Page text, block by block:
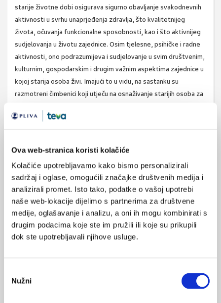
Ova web-stranica koristi kolačiće
Kolačiće upotrebljavamo kako bismo personalizirali
sadržaj i oglase, omogućili značajke društvenih medija i
analizirali promet. Isto tako, podatke o vašoj upotrebi
naše web-lokacije dijelimo s partnerima za društvene
medije, oglašavanje i analizu, a oni ih mogu kombinirati s
drugim podacima koje ste im pružili ili koje su prikupili
dok ste upotrebljavali njihove usluge.
pristanka
Nužni
starije životne dobi osigurava sigurno obavljanje svakodnevnih
aktivnosti u svrhu unaprjeđenja zdravlja, što kvalitetnijeg
života, očuvanja funkcionalne sposobnosti, kao i što aktivnijeg
sudjelovanja u životu zajednice. Osim tjelesne, psihičke i radne
aktivnosti, ono podrazumijeva i sudjelovanje u svim društvenim,
kulturnim, gospodarskim i drugim važnim aspektima zajednice u
kojoj starija osoba živi. Imajući to u vidu, na sastanku su
razmotreni čimbenici koji utječu na osnaživanje starijih osoba za
bolesti.
Postoje vrlo različiti pristupi mentalnom zdravlju starijih
osoba u različitim državama, članicama EU. Ono što se
generalno preporučuje je stavljanje naglaska narazvoj
izvaninstitucionalne skrbi za osobe starije dobi.
Važno je podržati razvojpreventivnih programavezanih
za unaprjeđenje zdravlja i rano prepoznavanje
U cilju unaprjeđenja skrbi za mentalno zdravlje starijih,
edukaciju profesionalca